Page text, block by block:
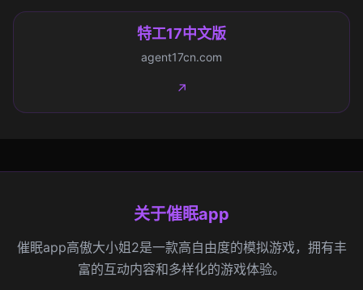
特工17中文版
agent17cn.com
↗
关于催眠app
催眠app高傲大小姐2是一款高自由度的模拟游戏，拥有丰
富的互动内容和多样化的游戏体验。